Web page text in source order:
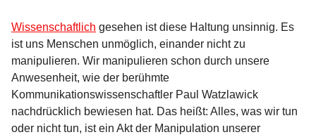
Wissenschaftlich gesehen ist diese Haltung unsinnig. Es
ist uns Menschen unmöglich, einander nicht zu
manipulieren. Wir manipulieren schon durch unsere
Anwesenheit, wie der berühmte
Kommunikationswissenschaftler Paul Watzlawick
nachdrücklich bewiesen hat. Das heißt: Alles, was wir tun
oder nicht tun, ist ein Akt der Manipulation unserer